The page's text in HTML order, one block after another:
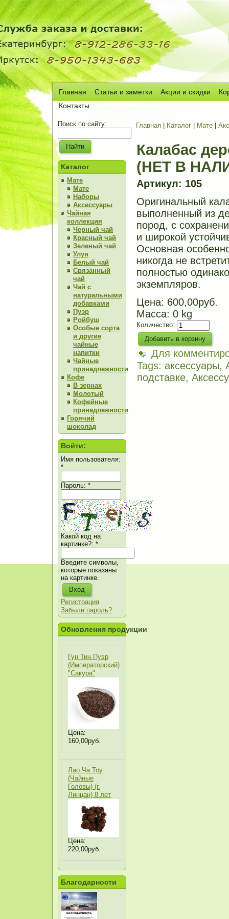
Главная Статьи и заметки Акции и скидки
Контакты
Поиск по сайту:
Каталог
Мате
Мате
Наборы
Аксессуары
Чайная
коллекция
Черный чай
Красный чай
Зеленый чай
Улун
Белый чай
Связанный
чай
Чай с
натуральными
добавками
Пуэр
Ройбуш
Особые сорта
и другие
чайные
напитки
Чайные
принадлежности
Кофе
В зернах
Молотый
Кофейные
принадлежности
Горячий
шоколад
Войти:
Имя пользователя:
*
Пароль: *
Какой код на
картинке?: *
Введите символы,
которые показаны
на картинке.
Регистрация
Забыли пароль?
Обновления продукции
Гун Тин Пуэр
(Императорский)
"Сакура"
Цена:
160,00руб.
Лао Ча Тоу
(Чайные
Головы) (г.
Линцан) 8 лет
Цена:
220,00руб.
Благодарности
Главная Каталог Мате |
Калабас
(НЕТ В
Артикул: 105
Оригинальный
выполненный из
пород, с
и широкой
Основная
никогда не
полностью
экземпляров.
Цена: 600,00руб.
Масса: 0 kg
Количество:
Для
Tags: аксессуары,
подставке,